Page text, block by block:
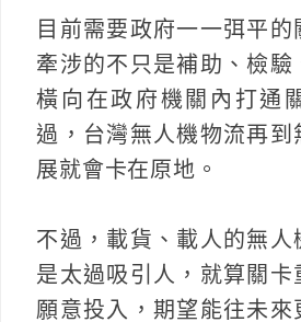
目前需要政府一一弭平的
牽涉的不只是補助、檢驗
橫向在政府機關內打通
過，台灣無人機物流再到
展就會卡在原地。
不過，載貨、載人的無人
是太過吸引人，就算關卡
願意投入，期望能往未來